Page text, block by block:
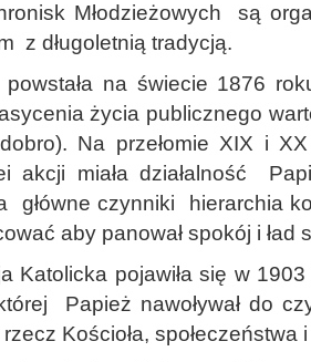
Młodzieżowych są
z długoletnią tradycją.
na świecie 1876
życia publicznego
Na przełomie XIX i
akcji miała działalność
główne czynniki hierarchia
aby panował spokój i ład
Katolicka pojawiła się w
Papież nawoływał do
Kościoła, społeczeństwa